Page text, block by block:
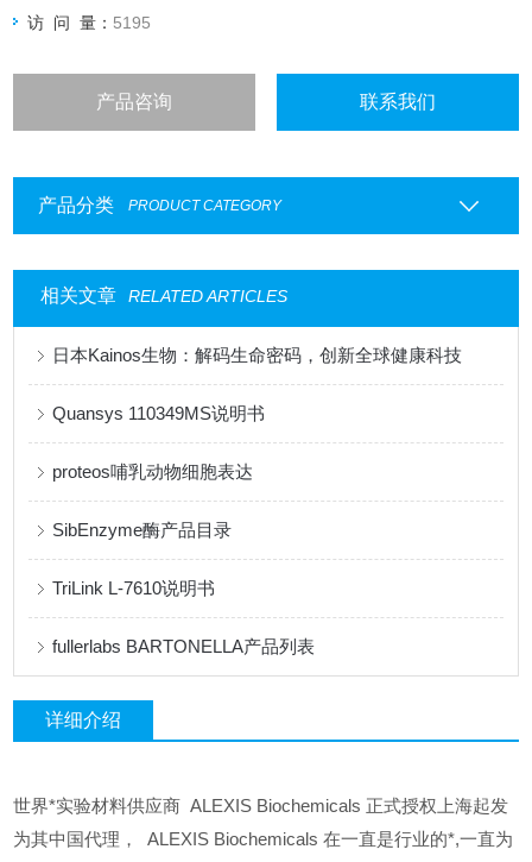
访 问 量： 5195
产品咨询 联系我们
产品分类 PRODUCT CATEGORY
相关文章 RELATED ARTICLES
日本Kainos生物：解码生命密码，创新全球健康科技
Quansys 110349MS说明书
proteos哺乳动物细胞表达
SibEnzyme酶产品目录
TriLink L-7610说明书
fullerlabs BARTONELLA产品列表
详细介绍
世界*实验材料供应商 ALEXIS Biochemicals 正式授权上海起发
为其中国代理， ALEXIS Biochemicals 在一直是行业的*,一直为